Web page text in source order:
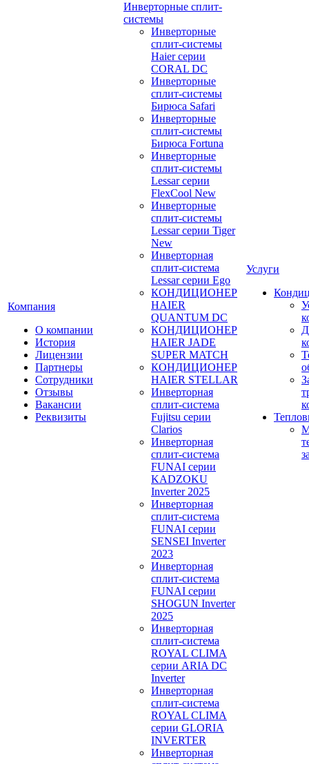
Компания
О компании
История
Лицензии
Партнеры
Сотрудники
Отзывы
Вакансии
Реквизиты
Инверторные сплит-
системы
Инверторные
сплит-системы
Haier серии
CORAL DC
Инверторные
сплит-системы
Бирюса Safari
Инверторные
сплит-системы
Бирюса Fortuna
Инверторные
сплит-системы
Lessar серии
FlexCool New
Инверторные
сплит-системы
Lessar серии Tiger
New
Инверторная
сплит-система
Lessar серии Ego
КОНДИЦИОНЕР
HAIER
QUANTUM DC
КОНДИЦИОНЕР
HAIER JADE
SUPER MATCH
КОНДИЦИОНЕР
HAIER STELLAR
Инверторная
сплит-система
Fujitsu серии
Clarios
Инверторная
сплит-система
FUNAI серии
KADZOKU
Inverter 2025
Инверторная
сплит-система
FUNAI серии
SENSEI Inverter
2023
Инверторная
сплит-система
FUNAI серии
SHOGUN Inverter
2025
Инверторная
сплит-система
ROYAL CLIMA
серии ARIA DC
Inverter
Инверторная
сплит-система
ROYAL CLIMA
серии GLORIA
INVERTER
Инверторная
Услуги